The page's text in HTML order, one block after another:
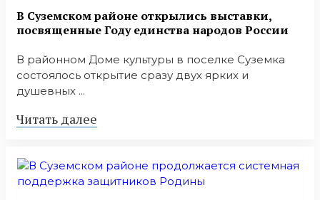
В Суземском районе открылись выставки,
посвященные Году единства народов России
В районном Доме культуры в поселке Суземка
состоялось открытие сразу двух ярких и
душевных ...
Читать далее